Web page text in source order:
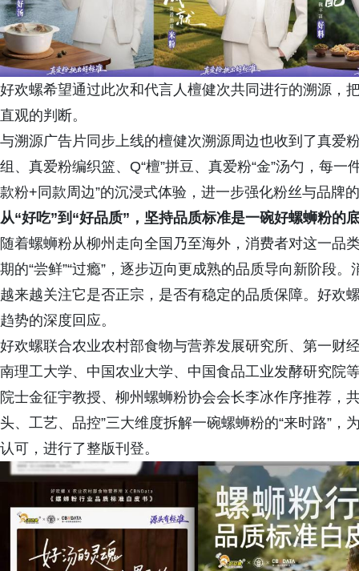
好欢螺希望通过此次和代言人檀健次共同进行的溯源，
直观的判断。
与溯源广告片同步上线的檀健次溯源周边也收到了真爱
组、真爱粉编织篮、Q“檀”拼豆、真爱粉“金”汤勺，每
款粉+同款周边”的沉浸式体验，进一步强化粉丝与品牌
从“好吃”到“好品质”， 坚持品质标准是一碗好螺蛳粉的
随着螺蛳粉从柳州走向全国乃至海外，消费者对这一品
期的“尝鲜”“过瘾”，逐步迈向更成熟的品质导向新阶段
越来越关注它是否正宗，是否有稳定的品质保障。好欢
趋势的深度回应。
好欢螺联合农业农村部食物与营养发展研究所、第一财
南理工大学、中国农业大学、中国食品工业发酵研究院
院士金征宇教授、柳州螺蛳粉协会会长李冰作序推荐，
头、工艺、品控”三大维度拆解一碗螺蛳粉的“来时路”
认可，进行了整版刊登。